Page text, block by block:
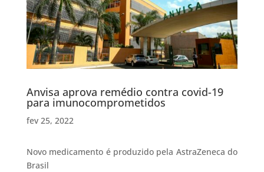
Anvisa aprova remédio contra covid-19
para imunocomprometidos
fev 25, 2022
Novo medicamento é produzido pela AstraZeneca do
Brasil